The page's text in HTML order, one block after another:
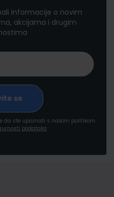
informacije o novim
akcijama i drugim
da ste upoznati s našom politikom
podataka